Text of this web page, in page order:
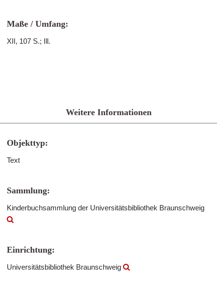
Maße / Umfang:
XII, 107 S.; Ill.
Weitere Informationen
Objekttyp:
Text
Sammlung:
Kinderbuchsammlung der Universitätsbibliothek Braunschweig
Einrichtung:
Universitätsbibliothek Braunschweig